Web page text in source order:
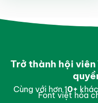
Trở thành hội viên
Cùng với hơn 10+
Font việt hóa